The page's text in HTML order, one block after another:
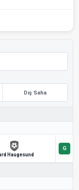
Dış Saha
Haugesund